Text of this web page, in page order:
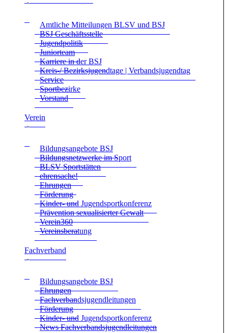
Amt­li­che Mit­tei­lun­gen BLSV und BSJ
BSJ Geschäfts­stelle
Jugend­po­li­tik
Juni­or­team
Kar­riere in der BSJ
Kreis-/ Bezirks­ju­gend­tage | Ver­bands­ju­gend­tag
Ser­vice
Sport­be­zirke
Vor­stand
Ver­ein
Bil­dungs­an­ge­bote BSJ
Bil­dungs­netz­werke im Sport
BLSV Sport­stät­ten
ehren­sa­che!
Ehrun­gen
För­de­rung
Kin­der- und Jugend­sport­kon­fe­renz
Prä­ven­tion sexua­li­sier­ter Gewalt
Verein360
Ver­eins­be­ra­tung
Fach­ver­band
Bil­dungs­an­ge­bote BSJ
Ehrun­gen
Fach­ver­bands­ju­gend­lei­tun­gen
För­de­rung
Kin­der- und Jugend­sport­kon­fe­renz
News Fach­ver­bands­ju­gend­lei­tun­gen